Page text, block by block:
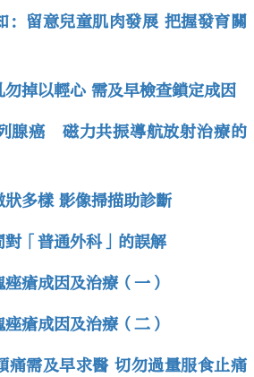
：留意兒童肌肉發展 把握發育關
掉以輕心 需及早檢查鎖定成因
腺癌 磁力共振導航放射治療的
多樣 影像掃描助診斷
「普通外科」的誤解
瘡成因及治療（一）
瘡成因及治療（二）
痛需及早求醫 切勿過量服食止痛